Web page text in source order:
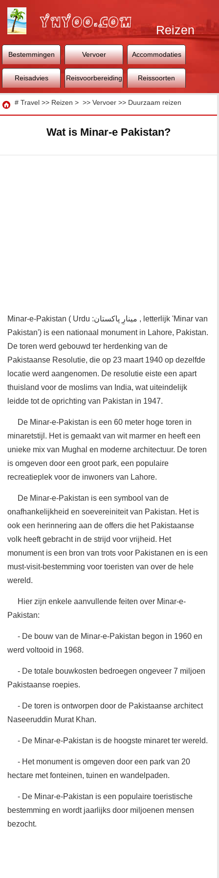
Reizen
Bestemmingen Vervoer Accommodaties
Reisadvies Reisvoorbereiding Reissoorten
Reizen
# Travel >> Reizen > >> Vervoer >> Duurzaam reizen
Wat is Minar-e Pakistan?
Minar-e-Pakistan ( Urdu :مینارِ پاکستان , letterlijk 'Minar van
Pakistan') is een nationaal monument in Lahore, Pakistan.
De toren werd gebouwd ter herdenking van de
Pakistaanse Resolutie, die op 23 maart 1940 op dezelfde
locatie werd aangenomen. De resolutie eiste een apart
thuisland voor de moslims van India, wat uiteindelijk
leidde tot de oprichting van Pakistan in 1947.
De Minar-e-Pakistan is een 60 meter hoge toren in
minaretstijl. Het is gemaakt van wit marmer en heeft een
unieke mix van Mughal en moderne architectuur. De toren
is omgeven door een groot park, een populaire
recreatieplek voor de inwoners van Lahore.
De Minar-e-Pakistan is een symbool van de
onafhankelijkheid en soevereiniteit van Pakistan. Het is
ook een herinnering aan de offers die het Pakistaanse
volk heeft gebracht in de strijd voor vrijheid. Het
monument is een bron van trots voor Pakistanen en is een
must-visit-bestemming voor toeristen van over de hele
wereld.
Hier zijn enkele aanvullende feiten over Minar-e-
Pakistan:
- De bouw van de Minar-e-Pakistan begon in 1960 en
werd voltooid in 1968.
- De totale bouwkosten bedroegen ongeveer 7 miljoen
Pakistaanse roepies.
- De toren is ontworpen door de Pakistaanse architect
Naseeruddin Murat Khan.
- De Minar-e-Pakistan is de hoogste minaret ter wereld.
- Het monument is omgeven door een park van 20
hectare met fonteinen, tuinen en wandelpaden.
- De Minar-e-Pakistan is een populaire toeristische
bestemming en wordt jaarlijks door miljoenen mensen
bezocht.